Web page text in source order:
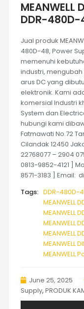
MEANWELL
DDR-480D-
Jual produk
480D-48, Power
memenuhi
industri,
arus DC yang
elektronik. Kami
komersial Industri
System dan
hubungi kami
Fatmawati No.72
Cilandak 12450
22768077 – 2904
0813-9852-4121 ]
8571-3183 ] Email:
Tags: DDR-480D-
MEANWELL
MEANWELL
MEANWELL
MEANWELL
MEANWELL
MEANWELL
June 25, 2025
Supply, PRODUK